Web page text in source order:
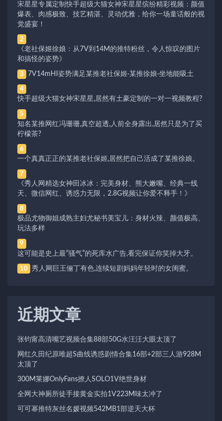
宋星星专属定制快手超级大猫女神宋星星缤纷精彩视频：颜值
爆表、肉感极致、技艺精湛、灵动优雅，给你一场童话般的视
觉盛宴！
2
《老社保姬徐娘：从7V到14M的推特粉丝，令人惊叹的图片
和搞怪的姿势》
3 7V14mHI姿势满足某推老社保姬·某推徐娘·坐地能吸土
4
快手超级大猫女神宋星星,居然有土豪定制的一对一视频教程?
5
知名某推网红冯珊珊,真空超透,人前全身露出,居然只是为了买
柠檬茶?
6
一个真真正正的某推老社保姬,居然把自己活成了某推徐娘。
7
《秀人网精选女神田冰冰：完美身材、熊大嫩嘴、经典一线
天、微信网红、诱惑力无限，2.8G视频让你爱不释手！》
8
极品尤物御姐成熟主妇尤秘书美宝儿：身材火辣、颜值极高、
玩法多样
9
这可能是史上最“骚气”的死库水广告,看完保证你笑掉大牙。
10 秀人网巨王俪丁有色,连续短剧妈妈年轻时的女闺蜜。
近期文章
张钧甯高清嘴艺视频合集88部50G水汪汪大眼太顶了
网红久田纪原唯超S曲线诱惑剧情合集16部+2部三人游928M
太顶了
300M莱娜OnlyFans撩人SOLO1V绝世身材
全网大神厕所徒手接黄金实拍1V223M味太冲了
可可幂推特灰丝名媛视频542MB1部逆天大杯